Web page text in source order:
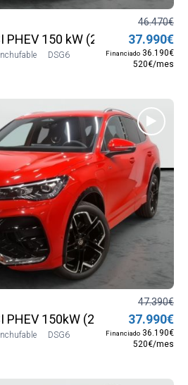
PHEV 150 kW (204 CV) DSG6
DSG6
46.470€
37.990€
Financiado 36.190€
520€/mes
PHEV 150kW (204 CV) DSG6
DSG6
47.390€
37.990€
Financiado 36.190€
520€/mes